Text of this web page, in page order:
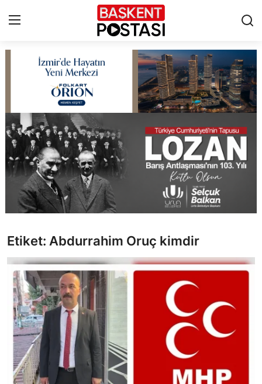
Çerez Politikası
Künye
Ankara
TBMM
Cumhurbaşkanlığı
Bakanlıklar
Siyasi Partiler
Mülki İdare
Toplum ve Yaşam
Etiket: Abdurrahim Oruç kimdir